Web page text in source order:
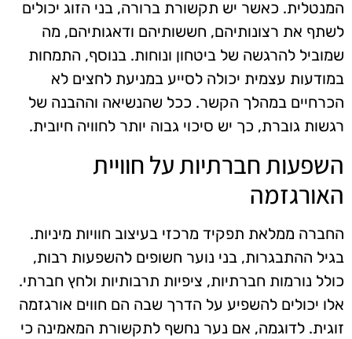
המנטלית. כאשר יש תקשורת ברורה, בני הזוג יכולים
לשתף את רצונותיהם, חששותיהם ודאגותיהם, מה
שמוביל להרגשה של ביטחון ונוחות. בנוסף, התמחות
במודעות עצמית יכולה לסייע במניעת לחצים לא
הכרחיים במהלך הקשר. ככל שהנשיאה וההבנה של
רגשות גוברת, כך יש סיכוי גבוה יותר לחוויה חיובית.
השפעות חברתיות על חוויית
האורגזמה
החברה ממלאת תפקיד מרכזי בעיצוב חוויות מיניות.
בגיל ההתבגרות, בני נוער חשופים להשפעות רבות,
כולל נורמות חברתיות, ציפיות תרבותיות ולחץ חברתי.
אלו יכולים להשפיע על הדרך שבה הם חווים אורגזמה
זוגית. לדוגמה, אם נער נחשף לתקשורת המאמינה כי